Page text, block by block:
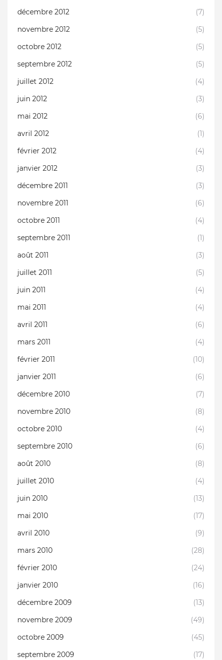
décembre 2012
(7)
novembre 2012
(5)
octobre 2012
(5)
septembre 2012
(5)
juillet 2012
(4)
juin 2012
(3)
mai 2012
(6)
avril 2012
(1)
février 2012
(4)
janvier 2012
(3)
décembre 2011
(3)
novembre 2011
(6)
octobre 2011
(4)
septembre 2011
(1)
août 2011
(3)
juillet 2011
(5)
juin 2011
(4)
mai 2011
(4)
avril 2011
(6)
mars 2011
(4)
février 2011
(10)
janvier 2011
(6)
décembre 2010
(7)
novembre 2010
(8)
octobre 2010
(4)
septembre 2010
(6)
août 2010
(8)
juillet 2010
(4)
juin 2010
(13)
mai 2010
(17)
avril 2010
(9)
mars 2010
(28)
février 2010
(24)
janvier 2010
(16)
décembre 2009
(13)
novembre 2009
(49)
octobre 2009
(45)
septembre 2009
(17)